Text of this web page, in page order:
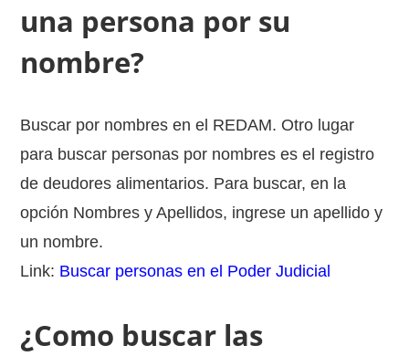
una persona por su
nombre?
Buscar por nombres en el REDAM. Otro lugar
para buscar personas por nombres es el registro
de deudores alimentarios. Para buscar, en la
opción Nombres y Apellidos, ingrese un apellido y
un nombre.
Link: Buscar personas en el Poder Judicial
¿Como buscar las